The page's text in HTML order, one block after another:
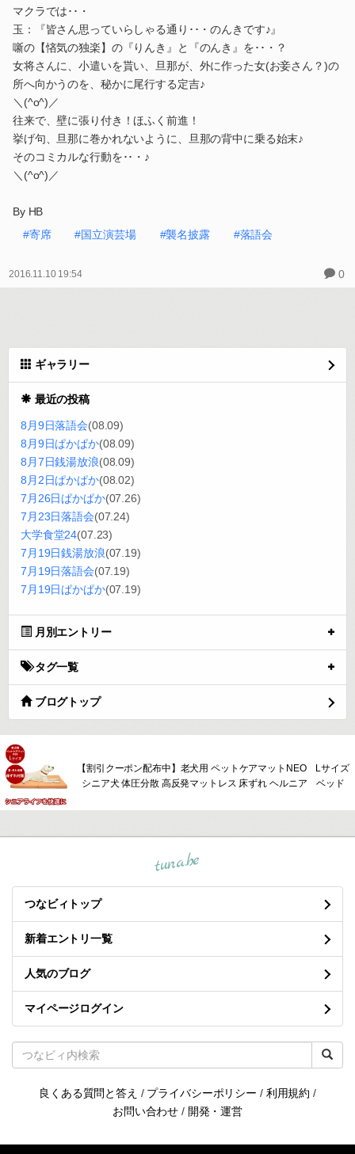
マクラでは･･・
玉：『皆さん思っていらしゃる通り･･・のんきです♪』
噺の【悋気の独楽】の『りんき』と『のんき』を･･・？
女将さんに、小遣いを貰い、旦那が、外に作った女(お妾さん？)の
所へ向かうのを、秘かに尾行する定吉♪
＼(^o^)／
往来で、壁に張り付き！ほふく前進！
挙げ句、旦那に巻かれないように、旦那の背中に乗る始末♪
そのコミカルな行動を･･・♪
＼(^o^)／
By HB
#寄席
#国立演芸場 #襲名披露 #落語会
2016.11.10 19:54 0
ギャラリー
最近の投稿
8月9日落語会(08.09)
8月9日ぱかぱか(08.09)
8月7日銭湯放浪(08.09)
8月2日ぱかぱか(08.02)
7月26日ぱかぱか(07.26)
7月23日落語会(07.24)
大学食堂24(07.23)
7月19日銭湯放浪(07.19)
7月19日落語会(07.19)
7月19日ぱかぱか(07.19)
月別エントリー
タグ一覧
ブログトップ
【割引クーポン配布中】老犬用 ペットケアマットNEO Lサイズ
シニア犬 体圧分散 高反発マットレス 床ずれ ヘルニア ベッド
tuna.be
つなビィトップ
新着エントリ一覧
人気のブログ
マイページログイン
良くある質問と答え / プライバシーポリシー / 利用規約 /
お問い合わせ / 開発・運営